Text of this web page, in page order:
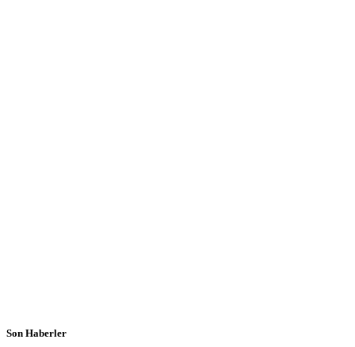
Son Haberler